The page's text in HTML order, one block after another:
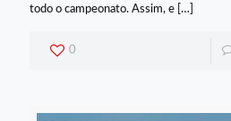
todo o campeonato. Assim, e […]
0